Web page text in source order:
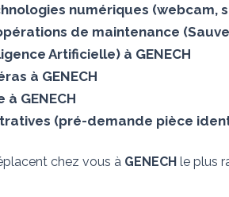
numériques (webcam,
de maintenance
Artificielle) à GENECH
à GENECH
GENECH
(pré-demande pièce
chez vous à GENECH le plus